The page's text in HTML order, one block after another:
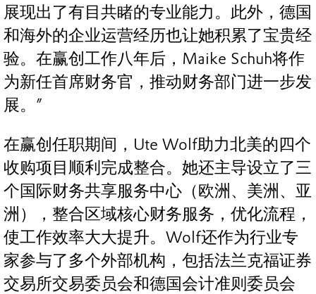
展现出了有目共睹的专业能力。此外，德国
和海外的企业运营经历也让她积累了宝贵经
验。在赢创工作八年后，Maike Schuh将作
为新任首席财务官，推动财务部门进一步发
展。”
在赢创任职期间，Ute Wolf助力北美的四个
收购项目顺利完成整合。她还主导设立了三
个国际财务共享服务中心（欧洲、美洲、亚
洲），整合区域核心财务服务，优化流程，
使工作效率大大提升。Wolf还作为行业专
家参与了多个外部机构，包括法兰克福证券
交易所交易委员会和德国会计准则委员会